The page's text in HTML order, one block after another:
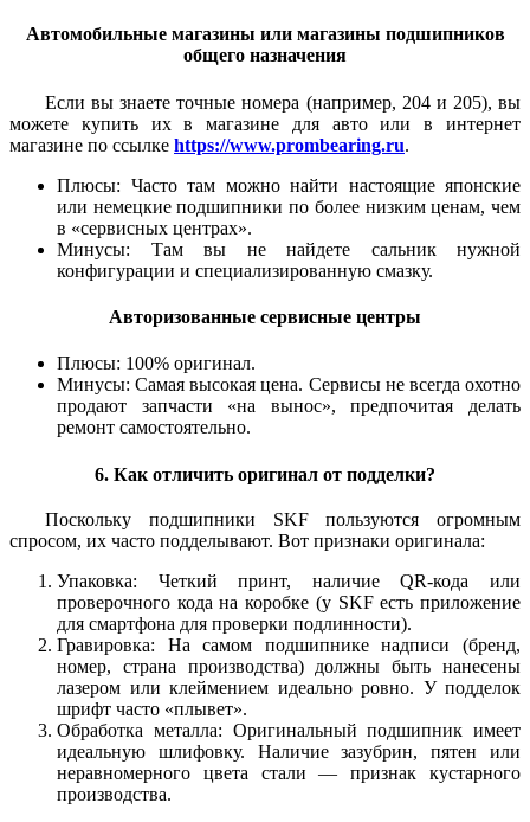
Автомобильные магазины или магазины подшипников
общего назначения
Если вы знаете точные номера (например, 204 и 205), вы
можете купить их в магазине для авто или в интернет
магазине по ссылке https://www.prombearing.ru.
Плюсы: Часто там можно найти настоящие японские
или немецкие подшипники по более низким ценам, чем
в «сервисных центрах».
Минусы: Там вы не найдете сальник нужной
конфигурации и специализированную смазку.
Авторизованные сервисные центры
Плюсы: 100% оригинал.
Минусы: Самая высокая цена. Сервисы не всегда охотно
продают запчасти «на вынос», предпочитая делать
ремонт самостоятельно.
6. Как отличить оригинал от подделки?
Поскольку подшипники SKF пользуются огромным
спросом, их часто подделывают. Вот признаки оригинала:
Упаковка: Четкий принт, наличие QR-кода или
проверочного кода на коробке (у SKF есть приложение
для смартфона для проверки подлинности).
Гравировка: На самом подшипнике надписи (бренд,
номер, страна производства) должны быть нанесены
лазером или клеймением идеально ровно. У подделок
шрифт часто «плывет».
Обработка металла: Оригинальный подшипник имеет
идеальную шлифовку. Наличие зазубрин, пятен или
неравномерного цвета стали — признак кустарного
производства.